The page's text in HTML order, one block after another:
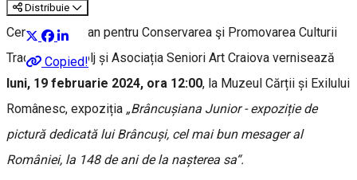
Distribuie
Copied!
Centrul Judeţean pentru Conservarea şi Promovarea Culturii
Tradiţionale Dolj și Asociația Seniori Art Craiova vernisează
luni, 19 februarie 2024, ora 12:00, la Muzeul Cărții și Exilului
Românesc, expoziția „Brâncușiana Junior - expoziție de
pictură dedicată lui Brâncuși, cel mai bun mesager al
României, la 148 de ani de la nașterea sa“.